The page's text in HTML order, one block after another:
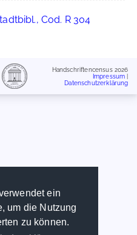
ein
um die Nutzung
zu können.
Cod. R 304
Handschriftencensus 2026
Impressum
Datenschutzerklärung